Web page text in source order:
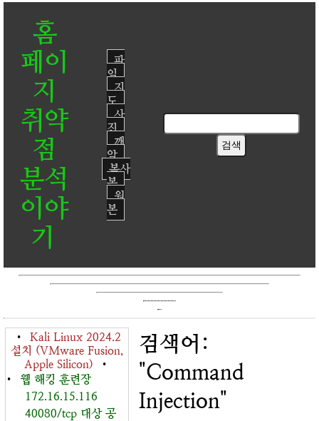
홈
페이
지
취약
점
분석
이야
기
파
일
지
도
사
진
깨
알
복사
본
원
본
•
Kali Linux 2024.2
설치 (VMware Fusion,
Apple Silicon)
•
•
웹 해킹 훈련장
172.16.15.116
40080/tcp 대상 공
검색어:
"Command
Injection"